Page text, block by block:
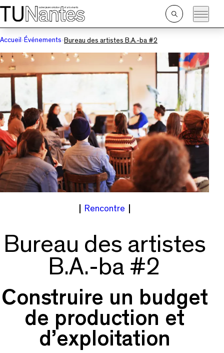
Passer directement à la navigation
Passer directement au contenu principal
Ouvrir
la
Accueil
Événements Bureau des artistes B.A.-ba #2
Rencontre
Bureau des artistes
B.A.-ba #2
Construire un budget
de production et
d’exploitation